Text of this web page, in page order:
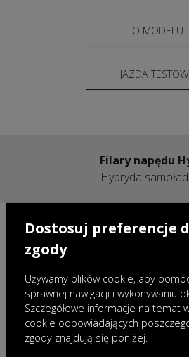
O MODELU
JAZDA
Filary napędu
Hybryda
Trzonem technologii jestsilnik
oraz zaawansowana
Transmission (DHT), która
benzynowego, zapewniając
zużyciu
Baterie zastosowane w
Dostosuj preferencje
zgody
Używamy plików cookie, aby
sprawnej nawigacji i wykonywaniu
Szczegółowe informacje na temat
cookie odpowiadających
zgody znajdują się poniżej.